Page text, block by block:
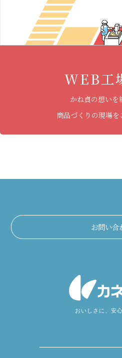
WEB工
かね貞の想いを
商品づくりの現場を
お問い合